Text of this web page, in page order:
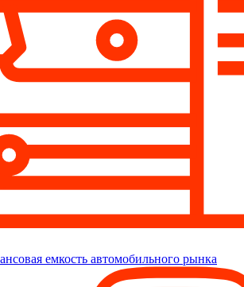
емкость автомобильного рынка